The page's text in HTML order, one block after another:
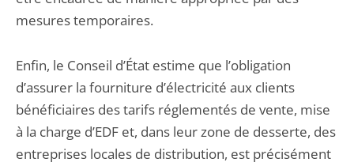
mesures temporaires.
Enfin, le Conseil d’État estime que l’obligation
d’assurer la fourniture d’électricité aux clients
bénéficiaires des tarifs réglementés de vente, mise
à la charge d’EDF et, dans leur zone de desserte, des
entreprises locales de distribution, est précisément